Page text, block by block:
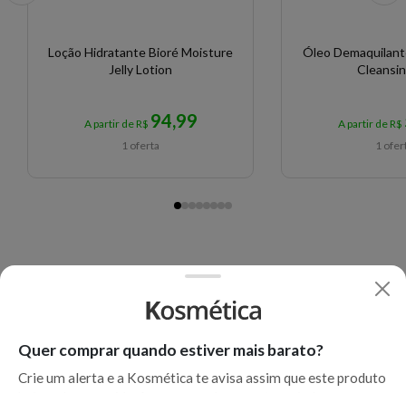
Loção Hidratante Bioré Moisture
Jelly Lotion
A partir de R$ 94,99
1 oferta
Óleo
A partir de R$
1
Quer comprar quando estiver mais barato?
Crie um alerta e a Kosmética te avisa assim que este produto